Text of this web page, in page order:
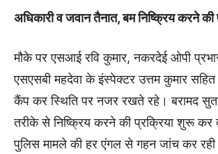
अधिकारी व जवान तैनात, बम निष्क्रिय करने
मौके पर एसआई रवि कुमार, नकरदेई ओपी
एसएसबी महदेवा के इंस्पेक्टर उत्तम कुमार
कैंप कर स्थिति पर नजर रखते रहे। बरामद
तरीके से निष्क्रिय करने की प्रक्रिया शुरू कर
पुलिस मामले की हर एंगल से गहन जांच कर रही